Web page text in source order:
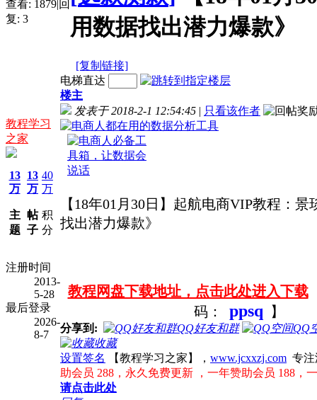
查看: 1879|回
复: 3
用数据找出潜力爆款》
[复制链接]
教程学习
之家
13
万
主
题
13
万
帖
子
40
万
积
分
注册时间
2013-
5-28
最后登录
2026-
8-7
电梯直达
楼主
发表于 2018-2-1 12:54:45 | 只看该作者
【18年01月30日】起航电商VIP教程：
找出潜力爆款》
教程网盘下载地址，点击此处进入下载
码： ppsq 】
分享到: QQ好友和群
QQ
收藏
设置签名
【教程学习之家】， www.jcxxzj.com 专
助会员 288，永久免费更新 ，一年赞助会员 188，
请点击此处